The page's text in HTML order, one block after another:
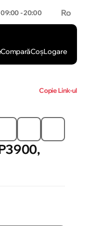
09:00 - 20:00 Ro
ComparăCoșLogare
Copie Link-ul